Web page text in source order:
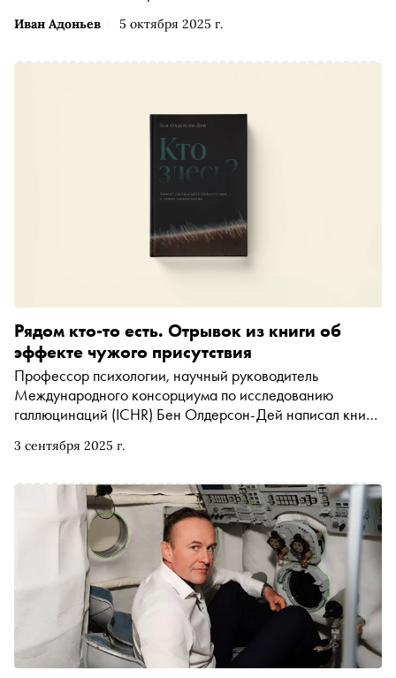
Иван Адоньев 5 октября 2025 г.
3 сентября 2025 г.
Рядом кто-то есть. Отрывок из книги об
эффекте чужого присутствия
Профессор психологии, научный руководитель
Международного консорциума по исследованию
галлюцинаций (ICHR) Бен Олдерсон-Дей написал книгу
чужого присутствия», при котором человеку кажется, что
научные рассуждения о причинах этого необычного для
человеческой психики переживания и разбирается в
том, можно ли считать его галлюцинацией, следствием
изменения работы мозга или игрой воображения. С
разрешения издательства «Альпина нон-фикшн» «Сноб»
публикует отрывок